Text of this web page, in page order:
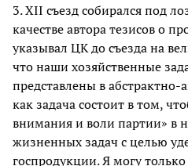
3. XII съезд собирался под
качестве автора тезисов о
указывал ЦК до съезда на
что наши хозяйственные
представлены в абстрактно-
как задача состоит в том,
внимания и воли партии» в
жизненных задач с целью
госпродукции. Я могу